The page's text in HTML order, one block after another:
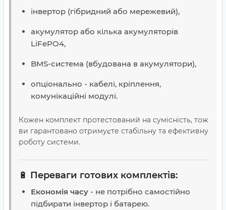
інвертор (гібридний або мережевий),
акумулятор або кілька акумуляторів
LiFePO4,
BMS-система (вбудована в акумулятори),
опціонально - кабелі, кріплення,
комунікаційні модулі.
Кожен комплект протестований на сумісність, тож
ви гарантовано отримуєте стабільну та ефективну
роботу системи.
🔋 Переваги готових комплектів:
Економія часу - не потрібно самостійно
підбирати інвертор і батарею.